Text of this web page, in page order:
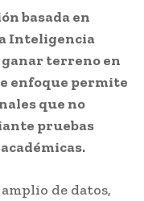
basada en
Inteligencia
terreno en
enfoque permite
que no
pruebas
de datos,